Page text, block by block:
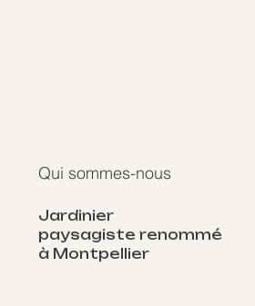
Qui sommes-nous
Jardinier
paysagiste renommé
à Montpellier